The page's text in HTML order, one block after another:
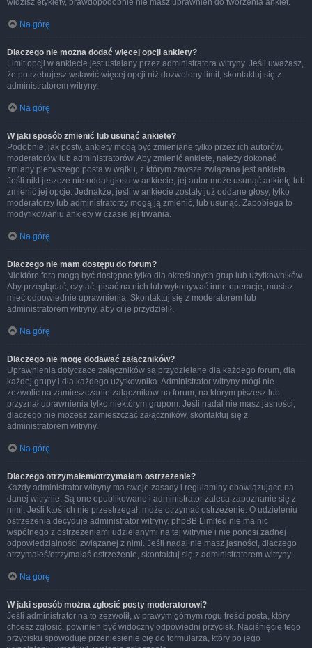
widzisz etykiety, prawdopodobnie nie masz uprawnień do tworzenia ankiet.
Na górę
Dlaczego nie można dodać więcej opcji ankiety?
Limit opcji w ankiecie jest ustalany przez administratora witryny. Jeśli uważasz,
że potrzebujesz wstawić więcej opcji niż dozwolony limit, skontaktuj się z
administratorem witryny.
Na górę
W jaki sposób zmienić lub usunąć ankietę?
Podobnie, jak posty, ankiety mogą być zmieniane tylko przez ich autorów,
moderatorów lub administratorów. Aby zmienić ankietę, należy dokonać
zmiany pierwszego posta w wątku, z którym zawsze związana jest ankieta.
Jeśli nikt jeszcze nie oddał głosu w ankiecie, jej autor może usunąć ankietę lub
zmienić jej opcje. Jednakże, jeśli w ankiecie zostały już oddane głosy, tylko
moderatorzy lub administratorzy mogą ją zmienić, lub usunąć. Zapobiega to
modyfikowaniu ankiety w czasie jej trwania.
Na górę
Dlaczego nie mam dostępu do forum?
Niektóre fora mogą być dostępne tylko dla określonych grup lub użytkowników.
Aby przeglądać, czytać, pisać na nich lub wykonywać inne operacje, musisz
mieć odpowiednie uprawnienia. Skontaktuj się z moderatorem lub
administratorem witryny, aby ci je przydzielił.
Na górę
Dlaczego nie mogę dodawać załączników?
Uprawnienia dotyczące załączników są przydzielane dla każdego forum, dla
każdej grupy i dla każdego użytkownika. Administrator witryny mógł nie
zezwolić na zamieszczanie załączników na forum, na którym piszesz lub
przyznał uprawnienia tylko niektórym grupom. Jeśli nadal nie masz jasności,
dlaczego nie możesz zamieszczać załączników, skontaktuj się z
administratorem witryny.
Na górę
Dlaczego otrzymałem/otrzymałam ostrzeżenie?
Każdy administrator witryny ma swoje zasady i regulaminy obowiązujące na
danej witrynie. Są one opublikowane i administrator zaleca zapoznanie się z
nimi. Jeśli ktoś ich nie przestrzegał, może otrzymać ostrzeżenie. O udzieleniu
ostrzeżenia decyduje administrator witryny. phpBB Limited nie ma nic
wspólnego z ostrzeżeniami udzielanymi na tej witrynie i nie ponosi żadnej
odpowiedzialności związanej z nimi. Jeśli nadal nie masz jasności, dlaczego
otrzymałeś/otrzymałaś ostrzeżenie, skontaktuj się z administratorem witryny.
Na górę
W jaki sposób można zgłosić posty moderatorowi?
Jeśli administrator na to zezwolił, w prawym górnym rogu treści posta, który
chcesz zgłosić, powinien być widoczny odpowiedni przycisk. Naciśnięcie tego
przycisku spowoduje przeniesienie cię do formularza, który po jego